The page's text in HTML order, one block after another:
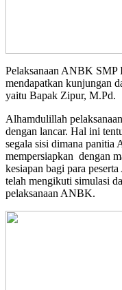
Pelaksanaan ANBK SMP
mendapatkan kunjungan
yaitu Bapak Zipur, M.Pd.
Alhamdulillah
dengan lancar. Hal ini
segala sisi dimana
mempersiapkan dengan
kesiapan bagi para
telah mengikuti simulasi
pelaksanaan ANBK.